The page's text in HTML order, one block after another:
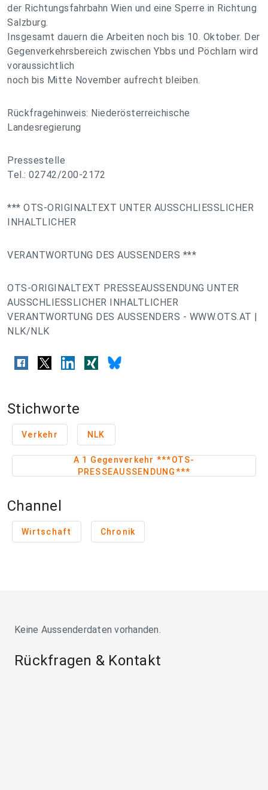
der Richtungsfahrbahn Wien und eine Sperre in Richtung
Salzburg.
Insgesamt dauern die Arbeiten noch bis 10. Oktober. Der
Gegenverkehrsbereich zwischen Ybbs und Pöchlarn wird
voraussichtlich
noch bis Mitte November aufrecht bleiben.
Rückfragehinweis: Niederösterreichische
Landesregierung
Pressestelle
Tel.: 02742/200-2172
*** OTS-ORIGINALTEXT UNTER AUSSCHLIESSLICHER
INHALTLICHER
VERANTWORTUNG DES AUSSENDERS ***
OTS-ORIGINALTEXT PRESSEAUSSENDUNG UNTER
AUSSCHLIESSLICHER INHALTLICHER
VERANTWORTUNG DES AUSSENDERS - WWW.OTS.AT |
NLK/NLK
Stichworte
Verkehr NLK
A 1 Gegenverkehr ***OTS-
PRESSEAUSSENDUNG***
Channel
Wirtschaft Chronik
Keine Aussenderdaten vorhanden.
Rückfragen & Kontakt